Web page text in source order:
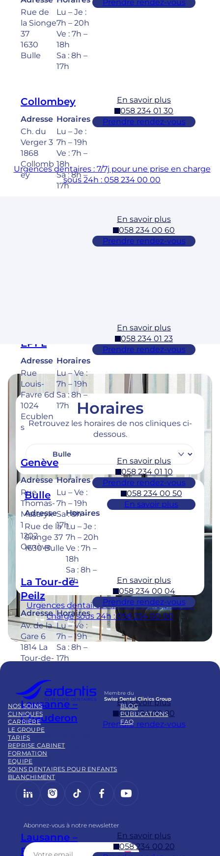
Rue de
la Sionge
37
1630
Bulle
Lu – Je :
7h – 20h
Ve : 7h –
18h
Sa : 8h –
17h
Prendre rendez-vous
Collombey
Adresse
Ch. du
Verger 3
1868
Collomb
ey
Horaires
Lu – Je :
7h – 19h
Ve : 7h –
18h
Sa : 8h –
17h
En savoir plus
058 234 01 30
Prendre rendez-vous
En savoir plus
058 234 00 60
Prendre rendez-vous
EPFL
Adresse
Rue
Louis-
Favre 6d
1024
Ecublen
s
Horaires
Lu – Ve :
7h – 19h
Sa : 8h –
17h
En savoir plus
058 234 01 23
Prendre rendez-vous
Genève
Adresse
Rue
Thomas-
Masaryk
1
1202
Genève
Horaires
Lu – Ve :
7h – 19h
Sa : 8h –
17h
En savoir plus
058 234 01 10
Prendre rendez-vous
La Tour-de-
Peilz
Adresse
Av. de la
Gare 6
1814 La
Tour-de-
Horaires
Lu – Ve :
7h – 19h
Sa : 8h –
17h
En savoir plus
058 234 00 04
Prendre rendez-vous
Lausanne –
Chauderon
Adresse
Pl.
Chauder
on 16
1003
Lausann
Lu – Ve :
Sa : 8h –
En savoir plus
058 234 00 80
Prendre rendez-vous
Lausanne –
Flon
En savoir plus
058 234 00 20
Urgences dentaires : 7/7j pour une prise en charge
sous 24h : 058 234 00 00
Horaires
Retrouvez les horaires de nos cliniques ci-
dessous.
Bulle
Adresse
Rue de la
Sionge 37
1630 Bulle
Horaires
Lu – Je :
7h – 20h
Ve : 7h –
18h
Sa : 8h –
17h
058 234 00 50
En savoir plus
Urgences dentaires : 7/7j pour une prise en
charge sous 24h : 058 234 00 00
Membre du
Swiss Dental Clinics Group
NOS SOINS
CLINIQUES
CARRIÈRE
LE GROUPE
TARIFS
BLOG
PUBLICATIONS
FAQ
REPRISE CABINET
FORMATION
EQUIPE
SOINS DENTAIRES POUR ENFANTS
BLANCHIMENT
LinkedInInstagram
https://www.tiktok.com/
Facebook
YouTube
Abonnez-vous à notre newsletter